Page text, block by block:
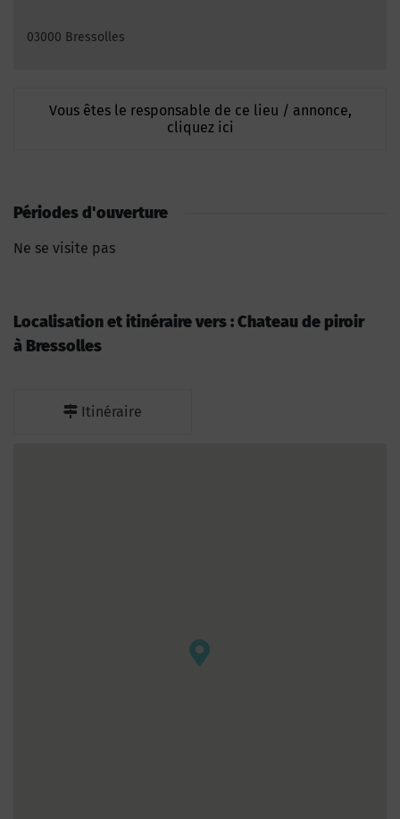
03000 Bressolles
Vous êtes le responsable de ce lieu / annonce,
cliquez ici
Périodes d'ouverture
Ne se visite pas
Localisation et itinéraire vers : Chateau de piroir
à Bressolles
Itinéraire